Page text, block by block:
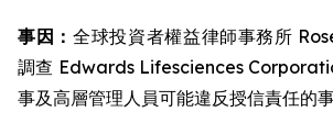
事因： 全球投資者權益律師事務所
調查 Edwards Lifesciences
事及高層管理人員可能違反授信責任的事